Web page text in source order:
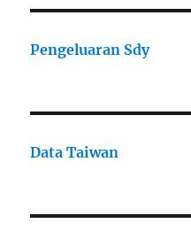
Pengeluaran Sdy
Data Taiwan